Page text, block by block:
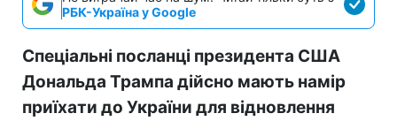
РБК-Україна у Google
Спеціальні посланці президента США
Дональда Трампа дійсно мають намір
приїхати до України для відновлення